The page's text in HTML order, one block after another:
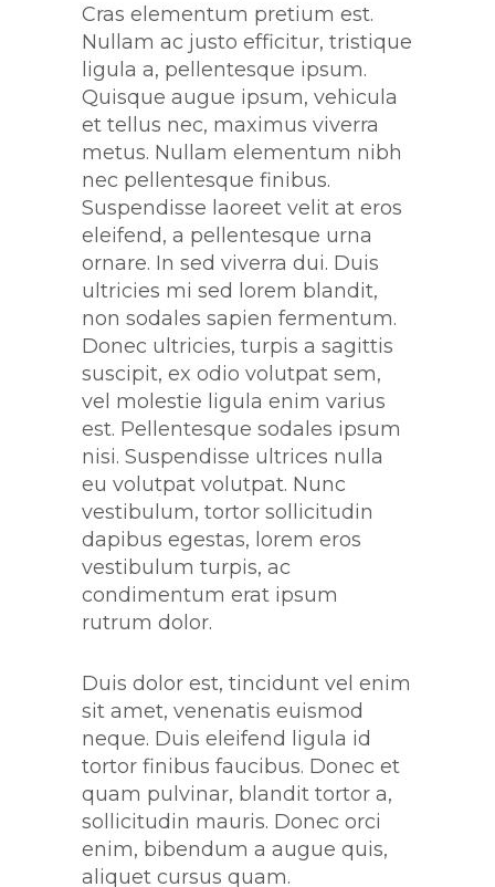
Cras elementum pretium est.
Nullam ac justo efficitur, tristique
ligula a, pellentesque ipsum.
Quisque augue ipsum, vehicula
et tellus nec, maximus viverra
metus. Nullam elementum nibh
nec pellentesque finibus.
Suspendisse laoreet velit at eros
eleifend, a pellentesque urna
ornare. In sed viverra dui. Duis
ultricies mi sed lorem blandit,
non sodales sapien fermentum.
Donec ultricies, turpis a sagittis
suscipit, ex odio volutpat sem,
vel molestie ligula enim varius
est. Pellentesque sodales ipsum
nisi. Suspendisse ultrices nulla
eu volutpat volutpat. Nunc
vestibulum, tortor sollicitudin
dapibus egestas, lorem eros
vestibulum turpis, ac
condimentum erat ipsum
rutrum dolor.
Duis dolor est, tincidunt vel enim
sit amet, venenatis euismod
neque. Duis eleifend ligula id
tortor finibus faucibus. Donec et
quam pulvinar, blandit tortor a,
sollicitudin mauris. Donec orci
enim, bibendum a augue quis,
aliquet cursus quam.